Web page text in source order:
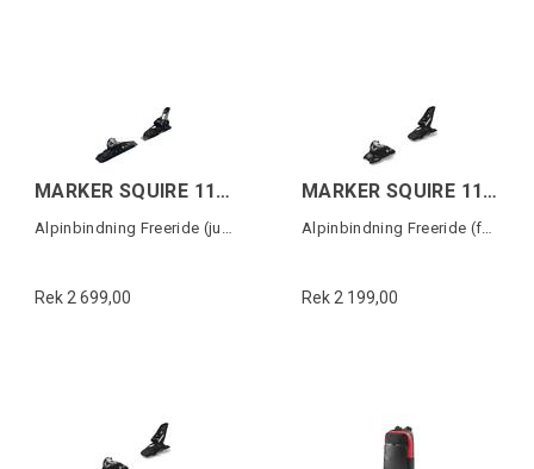
MARKER SQUIRE 11 TCX D (110MM)
Alpinbindning Freeride (justerbar)
Rek 2 699,00
MARKER SQUIRE 11 (90MM)
Alpinbindning Freeride (fast)
Rek 2 199,00